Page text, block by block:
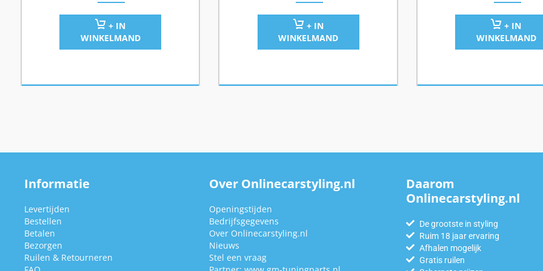
+ IN
WINKELMAND
+ IN
WINKELMAND
+ IN
WINKELMAND
Informatie
Levertijden
Bestellen
Betalen
Bezorgen
Ruilen & Retourneren
Over Onlinecarstyling.nl
Openingstijden
Bedrijfsgegevens
Over Onlinecarstyling.nl
Nieuws
Stel een vraag
Daarom
Onlinecarstyling.nl
De grootste in styling
Ruim 18 jaar ervaring
Afhalen mogelijk
Gratis ruilen